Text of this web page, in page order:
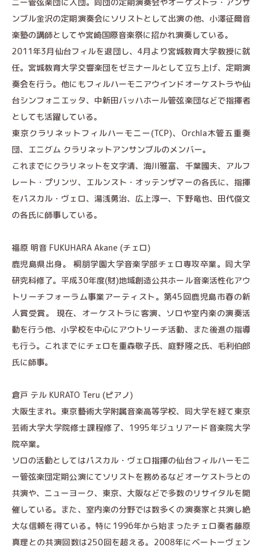
ンブル金沢の定期演奏会にソリストとして出演の他、小澤征爾音
楽塾の講師としてや宮崎国際音楽祭に招かれ演奏している。
2011年3月仙台フィルを退団し、4月より宮城教育大学教授に就
任。宮城教育大学交響楽団をゼミナールとして立ち上げ、定期演
奏会を行う。他にもフィルハーモニアウインドオーケストラや仙
台シンフォニエッタ、中新田バッハホール管弦楽団などで指揮者
としても活躍している。
東京クラリネットフィルハーモニー(TCP)、Orchla木管五重奏
団、エニグム クラリネットアンサンブルのメンバー。
これまでにクラリネットを文字清、海川雅富、千葉國夫、アルフ
レート・プリンツ、エルンスト・オッテンザマーの各氏に、指揮
をパスカル・ヴェロ、湯浅勇治、広上淳一、下野竜也、田代俊文
の各氏に師事している。
福原 明音 FUKUHARA Akane (チェロ)
鹿児島県出身。 桐朋学園大学音楽学部チェロ専攻卒業。同大学
研究科修了。平成30年度(財)地域創造公共ホール音楽活性化アウ
トリーチフォーラム事業アーティスト。第45回鹿児島市春の新
人賞受賞。 現在、オーケストラに客演、ソロや室内楽の演奏活
動を行う他、小学校を中心にアウトリーチ活動、また後進の指導
も行う。これまでにチェロを重森敬子氏、庭野隆之氏、毛利伯郎
氏に師事。
倉戸 テル KURATO Teru (ピアノ)
大阪生まれ。東京藝術大学附属音楽高等学校、同大学を経て東京
芸術大学大学院修士課程修了、1995年ジュリアード音楽院大学
院卒業。
ソロの活動としてはパスカル・ヴェロ指揮の仙台フィルハーモニ
ー管弦楽団定期公演にてソリストを務めるなどオーケストラとの
共演や、ニューヨーク、東京、大阪などで多数のリサイタルを開
催している。また、室内楽の分野では数多くの演奏家と共演し絶
大な信頼を得ている。特に1996年から始まったチェロ奏者藤原
真理との共演回数は250回を超える。2008年にベートーヴェン